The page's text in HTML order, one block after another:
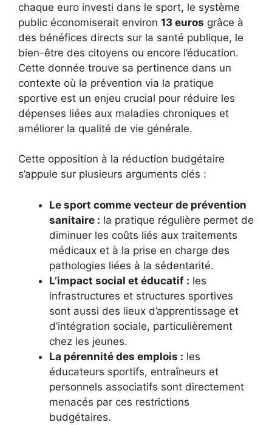
chaque euro investi dans le sport, le système
public économiserait environ 13 euros grâce à
des bénéfices directs sur la santé publique, le
bien-être des citoyens ou encore l’éducation.
Cette donnée trouve sa pertinence dans un
contexte où la prévention via la pratique
sportive est un enjeu crucial pour réduire les
dépenses liées aux maladies chroniques et
améliorer la qualité de vie générale.
Cette opposition à la réduction budgétaire
s’appuie sur plusieurs arguments clés :
Le sport comme vecteur de prévention
sanitaire : la pratique régulière permet de
diminuer les coûts liés aux traitements
médicaux et à la prise en charge des
pathologies liées à la sédentarité.
L’impact social et éducatif : les
infrastructures et structures sportives
sont aussi des lieux d’apprentissage et
d’intégration sociale, particulièrement
chez les jeunes.
La pérennité des emplois : les
éducateurs sportifs, entraîneurs et
personnels associatifs sont directement
menacés par ces restrictions
budgétaires.